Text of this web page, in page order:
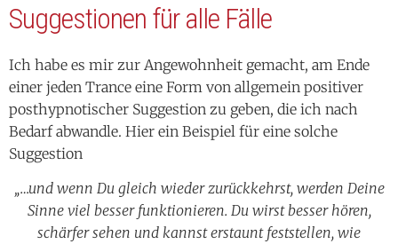
Suggestionen für alle Fälle
Ich habe es mir zur Angewohnheit gemacht, am Ende
einer jeden Trance eine Form von allgemein positiver
posthypnotischer Suggestion zu geben, die ich nach
Bedarf abwandle. Hier ein Beispiel für eine solche
Suggestion
„…und wenn Du gleich wieder zurückkehrst, werden Deine
Sinne viel besser funktionieren. Du wirst besser hören,
schärfer sehen und kannst erstaunt feststellen, wie